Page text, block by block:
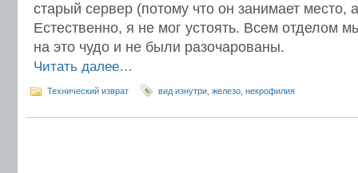
старый сервер (потому что он занимает место,
Естественно, я не мог устоять. Всем отделом
на это чудо и не были разочарованы.
Читать далее…
Технический изврат вид изнутри железо некрофилия